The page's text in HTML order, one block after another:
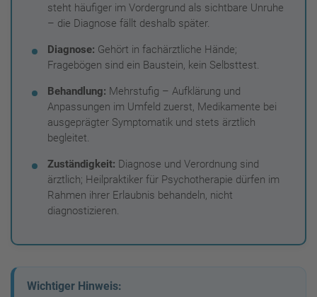
steht häufiger im Vordergrund als sichtbare Unruhe
– die Diagnose fällt deshalb später.
Diagnose: Gehört in fachärztliche Hände;
Fragebögen sind ein Baustein, kein Selbsttest.
Behandlung: Mehrstufig – Aufklärung und
Anpassungen im Umfeld zuerst, Medikamente bei
ausgeprägter Symptomatik und stets ärztlich
begleitet.
Zuständigkeit: Diagnose und Verordnung sind
ärztlich; Heilpraktiker für Psychotherapie dürfen im
Rahmen ihrer Erlaubnis behandeln, nicht
diagnostizieren.
Wichtiger Hinweis: